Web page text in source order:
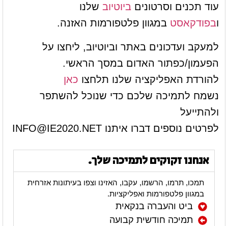
עוד תכנים וסרטונים ביוטיוב שלנו
ובפודקאסט במגוון פלטפורמות האזנה.
למעקב ועדכונים באתר וביוטיוב, ליחצו על
הפעמון/כפתור האדום במסך הראשי.
להורדת האפליקציה שלנו תלחצו כאן
נשמח לתמיכה שלכם כדי שנוכל להשתפר
ולהתייעל
לפרטים נוספים דברו איתנו INFO@IE2020.NET
אנחנו זקוקים לתמיכה שלך.
תמכו, תרמו, הרשמו, עקבו, האזינו וצפו בעיתונות אזרחית
במגוון פלטפורמות ואפליקציות.
ביט והעברה בנקאית
תמיכה חודשית קבועה